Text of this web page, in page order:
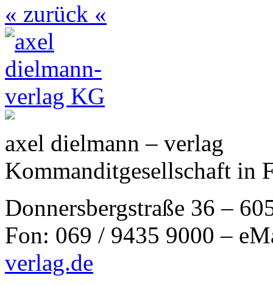
« zurück «
axel dielmann – verlag
Kommanditgesellschaft in
Donnersbergstraße 36 –
Fon: 069 / 9435 9000 –
verlag.de